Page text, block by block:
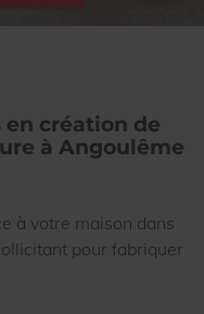
en création de
à Angoulême
à votre maison dans
pour fabriquer